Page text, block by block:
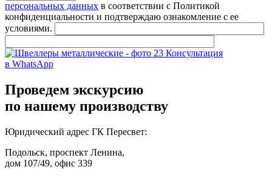
персональных данных в соответствии с Политикой
конфиденциальности и подтверждаю ознакомление с ее
условиями.
Консультация
в WhatsApp
Проведем экскурсию
по нашему производству
Юридический адрес ГК Пересвет:
Подольск, проспект Ленина,
дом 107/49, офис 339